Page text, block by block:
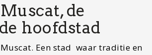
de
hoofdstad
Een stad waar traditie en